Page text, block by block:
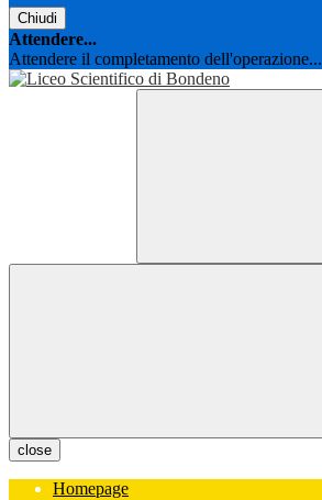
Chiudi
Attendere...
Attendere il completamento dell'operazione...
close
Homepage